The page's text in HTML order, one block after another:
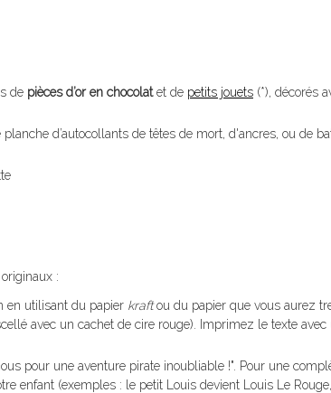
de pièces d’or en chocolatet de petits jouets (*), décorés
planche d’autocollants de têtes de mort, d'ancres, ou de
:
en utilisant du papier kraftou du papier que vous aurez
avec un cachet de cire rouge). Imprimez le texte avec
pour une aventure pirate inoubliable !". Pour une
enfant (exemples : le petit Louis devient Louis Le